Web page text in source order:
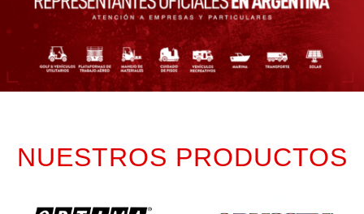
NUESTROS PRODUCTOS